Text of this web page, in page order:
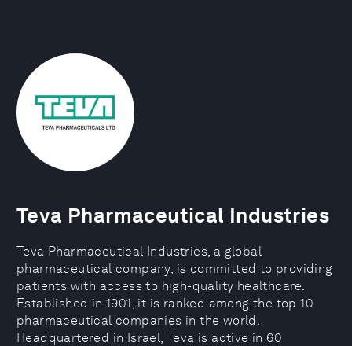
Teva Pharmaceutical Industries
Teva Pharmaceutical Industries, a global
pharmaceutical company, is committed to providing
patients with access to high-quality healthcare.
Established in 1901, it is ranked among the top 10
pharmaceutical companies in the world.
Headquartered in Israel, Teva is active in 60